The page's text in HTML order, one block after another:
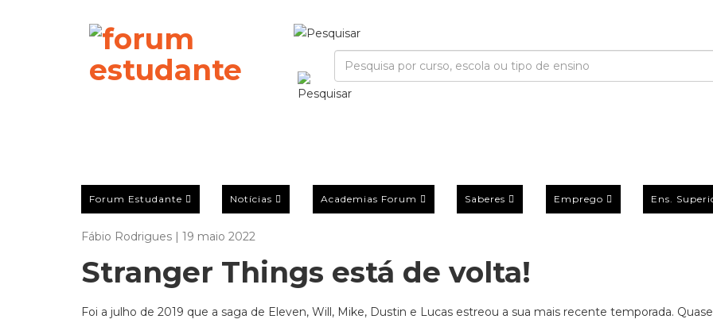
Forum Estudante Notícias Academias Forum Saberes Emprego Ens.
Fábio Rodrigues | 19 maio 2022
Stranger Things está de volta!
Foi a julho de 2019 que a saga de Eleven, Will, Mike, Dustin e Lucas estreou a sua mais recente temporada.